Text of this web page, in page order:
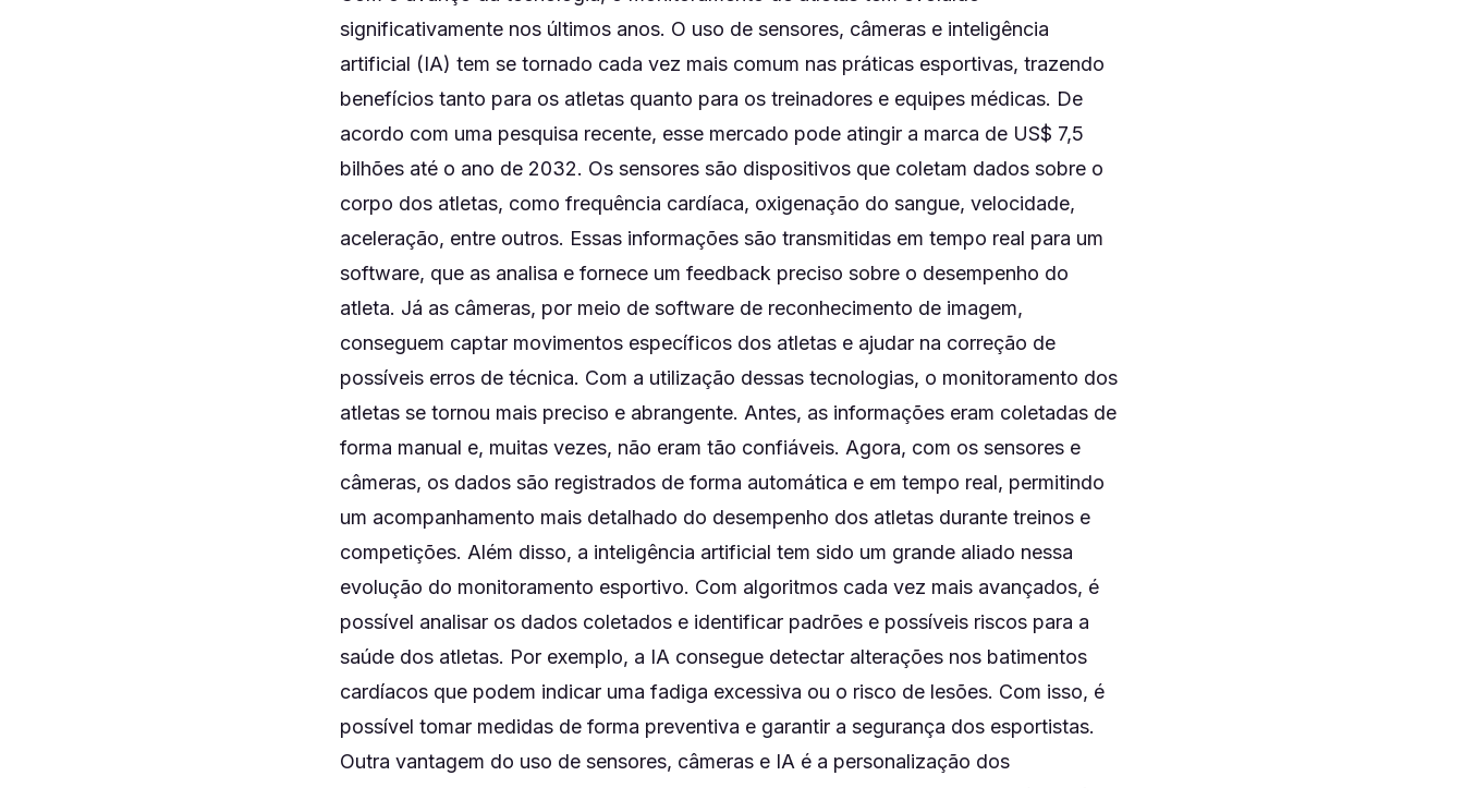
significativamente nos últimos anos. O uso de sensores, câmeras e inteligência
artificial (IA) tem se tornado cada vez mais comum nas práticas esportivas, trazendo
benefícios tanto para os atletas quanto para os treinadores e equipes médicas. De
acordo com uma pesquisa recente, esse mercado pode atingir a marca de US$ 7,5
bilhões até o ano de 2032. Os sensores são dispositivos que coletam dados sobre o
corpo dos atletas, como frequência cardíaca, oxigenação do sangue, velocidade,
aceleração, entre outros. Essas informações são transmitidas em tempo real para um
software, que as analisa e fornece um feedback preciso sobre o desempenho do
atleta. Já as câmeras, por meio de software de reconhecimento de imagem,
conseguem captar movimentos específicos dos atletas e ajudar na correção de
possíveis erros de técnica. Com a utilização dessas tecnologias, o monitoramento dos
atletas se tornou mais preciso e abrangente. Antes, as informações eram coletadas de
forma manual e, muitas vezes, não eram tão confiáveis. Agora, com os sensores e
câmeras, os dados são registrados de forma automática e em tempo real, permitindo
um acompanhamento mais detalhado do desempenho dos atletas durante treinos e
competições. Além disso, a inteligência artificial tem sido um grande aliado nessa
evolução do monitoramento esportivo. Com algoritmos cada vez mais avançados, é
possível analisar os dados coletados e identificar padrões e possíveis riscos para a
saúde dos atletas. Por exemplo, a IA consegue detectar alterações nos batimentos
cardíacos que podem indicar uma fadiga excessiva ou o risco de lesões. Com isso, é
possível tomar medidas de forma preventiva e garantir a segurança dos esportistas.
Outra vantagem do uso de sensores, câmeras e IA é a personalização dos